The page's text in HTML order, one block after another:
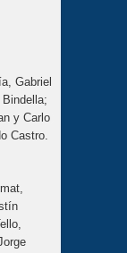
Gabriel
y Carlo
Castro.